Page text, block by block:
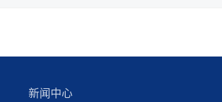
新闻中心